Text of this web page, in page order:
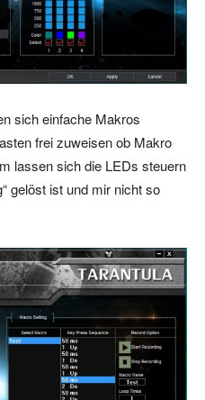
sich einfache Makros
frei zuweisen ob Makro
lassen sich die LEDs steuern
gelöst ist und mir nicht so